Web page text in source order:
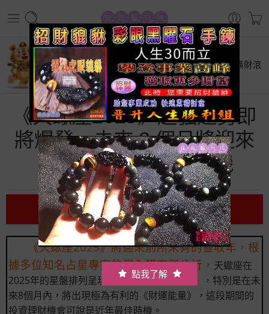
首頁
星座運勢
《天蠍座2025》超強運勢即將爆發，未來 8 個月將迎來【橫財滾
滾】的好時機
《天蠍座2025》超強運勢即
將爆發，未來 8 個月將迎來
【橫財滾滾】的好時機
前言
《天蠍座2025》將迎來前所未有的豐收年，根
據多位知名占星專家的深入研究與分析， 天蠍座在
2025年的星盤排列呈現出罕見的《財富吉相》，特別是在未
來8個月內，將出現極為有利的《財運能量》，這段期間的
投資理財機會可說是近年最佳時機。
點我了解